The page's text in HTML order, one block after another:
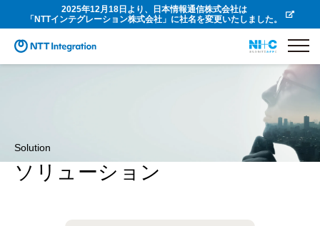
2025年12月18日より、日本情報通信株式会社は
「NTTインテグレーション株式会社」に社名を変更いたしました。
Solution
ソリューション